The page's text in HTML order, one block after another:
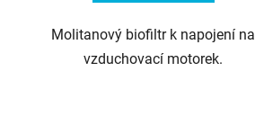
Molitanový biofiltr k napojení na
vzduchovací motorek.